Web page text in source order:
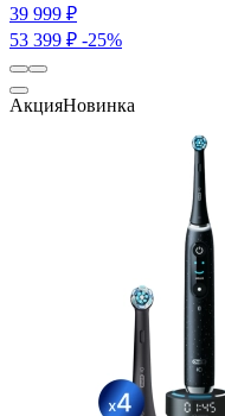
39 999 ₽
53 399 ₽ -25%
АкцияНовинка